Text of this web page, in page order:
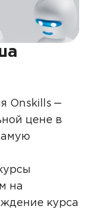
Onskills ‒
цене в
на
курса